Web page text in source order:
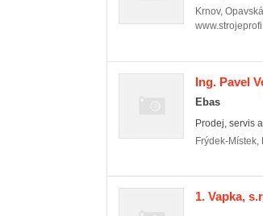
Krnov,
Ing. Pavel
Ebas
Prodej, servis
Frýdek-Místek,
1. Vapka,